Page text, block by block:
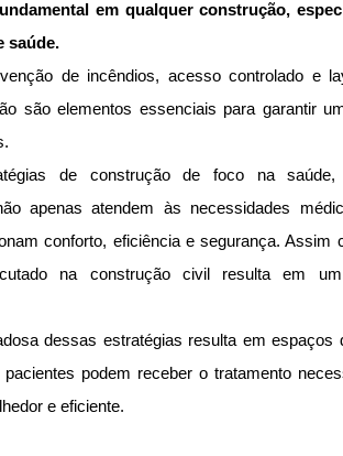
em qualquer construção,
saúde.
de incêndios, acesso controlado e
são elementos essenciais para garantir
de construção de foco na saúde,
apenas atendem às necessidades
conforto, eficiência e segurança. Assim
na construção civil resulta em
dessas estratégias resulta em espaços
podem receber o tratamento
e eficiente.